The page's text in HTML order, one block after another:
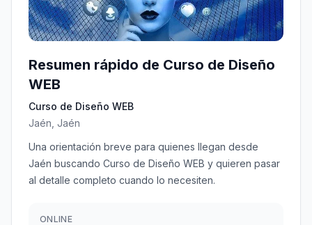
Resumen rápido de Curso de Diseño
WEB
Curso de Diseño WEB
Jaén, Jaén
Una orientación breve para quienes llegan desde
Jaén buscando Curso de Diseño WEB y quieren pasar
al detalle completo cuando lo necesiten.
ONLINE